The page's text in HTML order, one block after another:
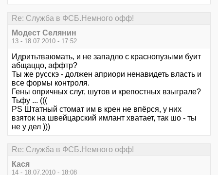
Re: Служба в ФСБ.Немного офф!
Модест Селянин
13 - 18.07.2010 - 17:52
Идритьтваюмать, и не западло с краснопузыми буит
абщаццо, аффтр?
Ты же русскэ - должен априори ненавидеть власть и
все формы контроля.
Гены опричных слуг, шутов и крепостных взыграле?
Тьфу ... (((
PS Штатный стомат им в крен не впёрся, у них
взяток на швейцарский имлант хватает, так шо - ты
не у дел )))
Re: Служба в ФСБ.Немного офф!
Кася
14 - 18.07.2010 - 18:08